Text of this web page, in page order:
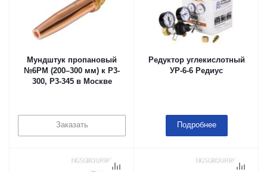
Мундштук пропановый
№6PM (200–300 мм) к Р3-
300, Р3-345 в Москве
Заказать
Редуктор углекислотный
УР-6-6 Редиус
Подробнее